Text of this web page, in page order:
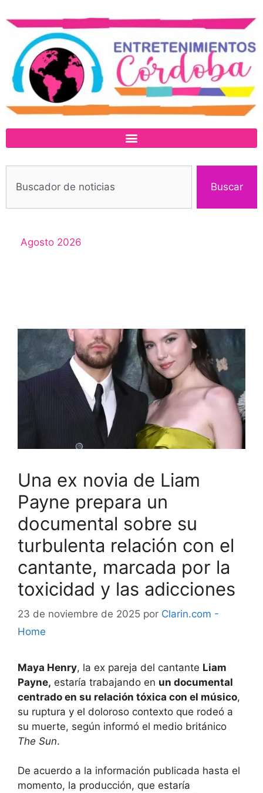
Buscar
Agosto 2026
Una ex novia de Liam
Payne prepara un
documental sobre su
turbulenta relación con el
cantante, marcada por la
toxicidad y las adicciones
23 de noviembre de 2025 por Clarin.com -
Home
Maya Henry, la ex pareja del cantante Liam
Payne, estaría trabajando en un documental
centrado en su relación tóxica con el músico,
su ruptura y el doloroso contexto que rodeó a
su muerte, según informó el medio británico
The Sun.
De acuerdo a la información publicada hasta el
momento, la producción, que estaría